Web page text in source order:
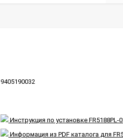
9405190032
Инструкция по установке FR5188PL-
Информация из PDF каталога для